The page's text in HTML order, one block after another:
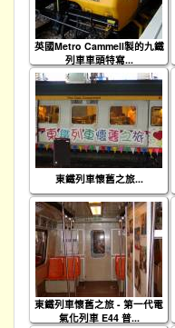
英國Metro Cammell製的九鐵
列車車頭特寫...
東鐵列車懷舊之旅...
東鐵列車懷舊之旅 - 第一代電
氣化列車 E44 普...